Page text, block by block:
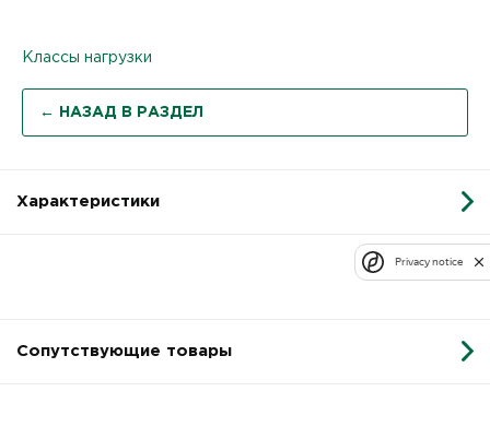
Классы нагрузки
← НАЗАД В РАЗДЕЛ
Характеристики
Сопутствующие товары
Privacy notice